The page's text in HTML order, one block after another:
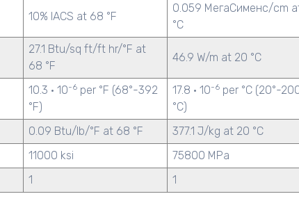
10% IACS at 68 °F
0.059 МегаСименс/cm
°C
27.1 Btu/sq ft/ft hr/°F at
68 °F
46.9 W/m at 20 °C
10.3 · 10-6 per °F (68°-392
°F)
17.8 · 10-6 per °C (20°-
°C)
0.09 Btu/lb/°F at 68 °F
377.1 J/kg at 20 °C
11000 ksi
75800 MPa
1 1